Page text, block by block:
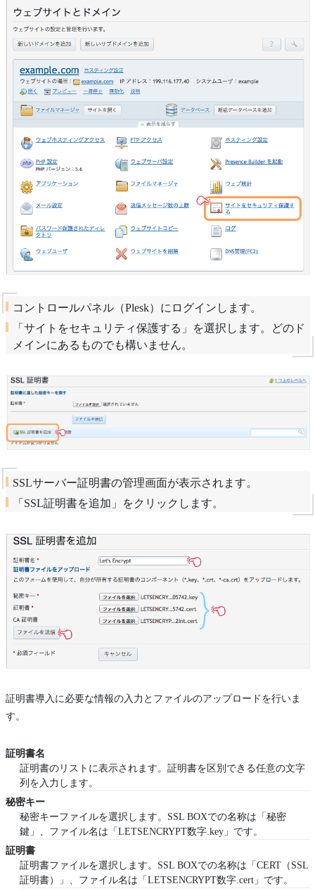
コントロールパネル（Plesk）にログインします。
「サイトをセキュリティ保護する」を選択します。どのド
メインにあるものでも構いません。
SSLサーバー証明書の管理画面が表示されます。
「SSL証明書を追加」をクリックします。
証明書導入に必要な情報の入力とファイルのアップロードを行いま
す。
証明書名
証明書のリストに表示されます。証明書を区別できる任意の文字
列を入力します。
秘密キー
秘密キーファイルを選択します。SSL BOXでの名称は「秘密
鍵」、ファイル名は「LETSENCRYPT数字.key」です。
証明書
証明書ファイルを選択します。SSL BOXでの名称は「CERT（SSL
証明書）」、ファイル名は「LETSENCRYPT数字.cert」です。